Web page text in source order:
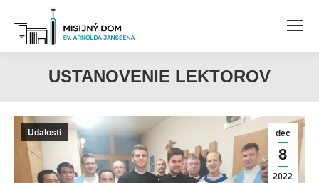
USTANOVENIE LEKTOROV
dec
8
2022
Udalosti